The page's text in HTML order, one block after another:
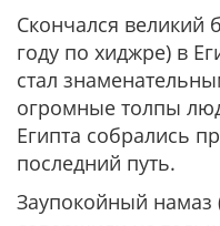
Скончался великий
году по хиджре) в
стал
огромные толпы
Египта собрались
последний путь.
Заупокойный намаз